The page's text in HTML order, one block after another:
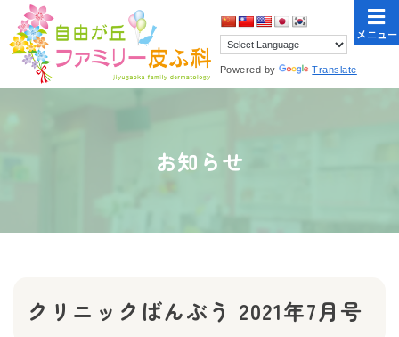
Powered by Translate
お知らせ
クリニックばんぶう 2021年7月号
メニュー